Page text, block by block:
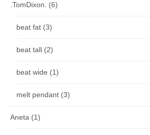
.TomDixon. (6)
beat fat (3)
beat tall (2)
beat wide (1)
melt pendant (3)
Aneta (1)